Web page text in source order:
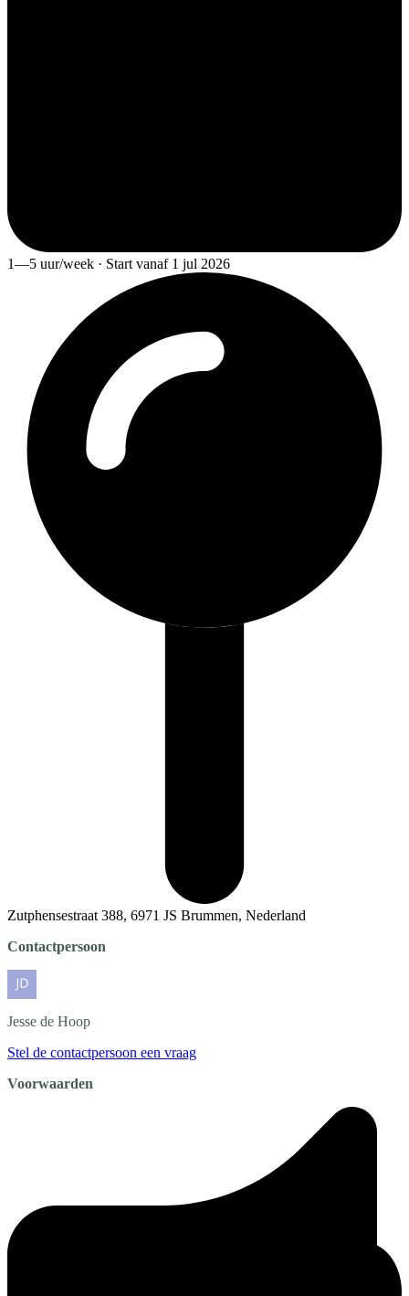
1—5 uur/week · Start vanaf 1 jul 2026
Zutphensestraat 388, 6971 JS Brummen, Nederland
Contactpersoon
Jesse de Hoop
Stel de contactpersoon een vraag
Voorwaarden